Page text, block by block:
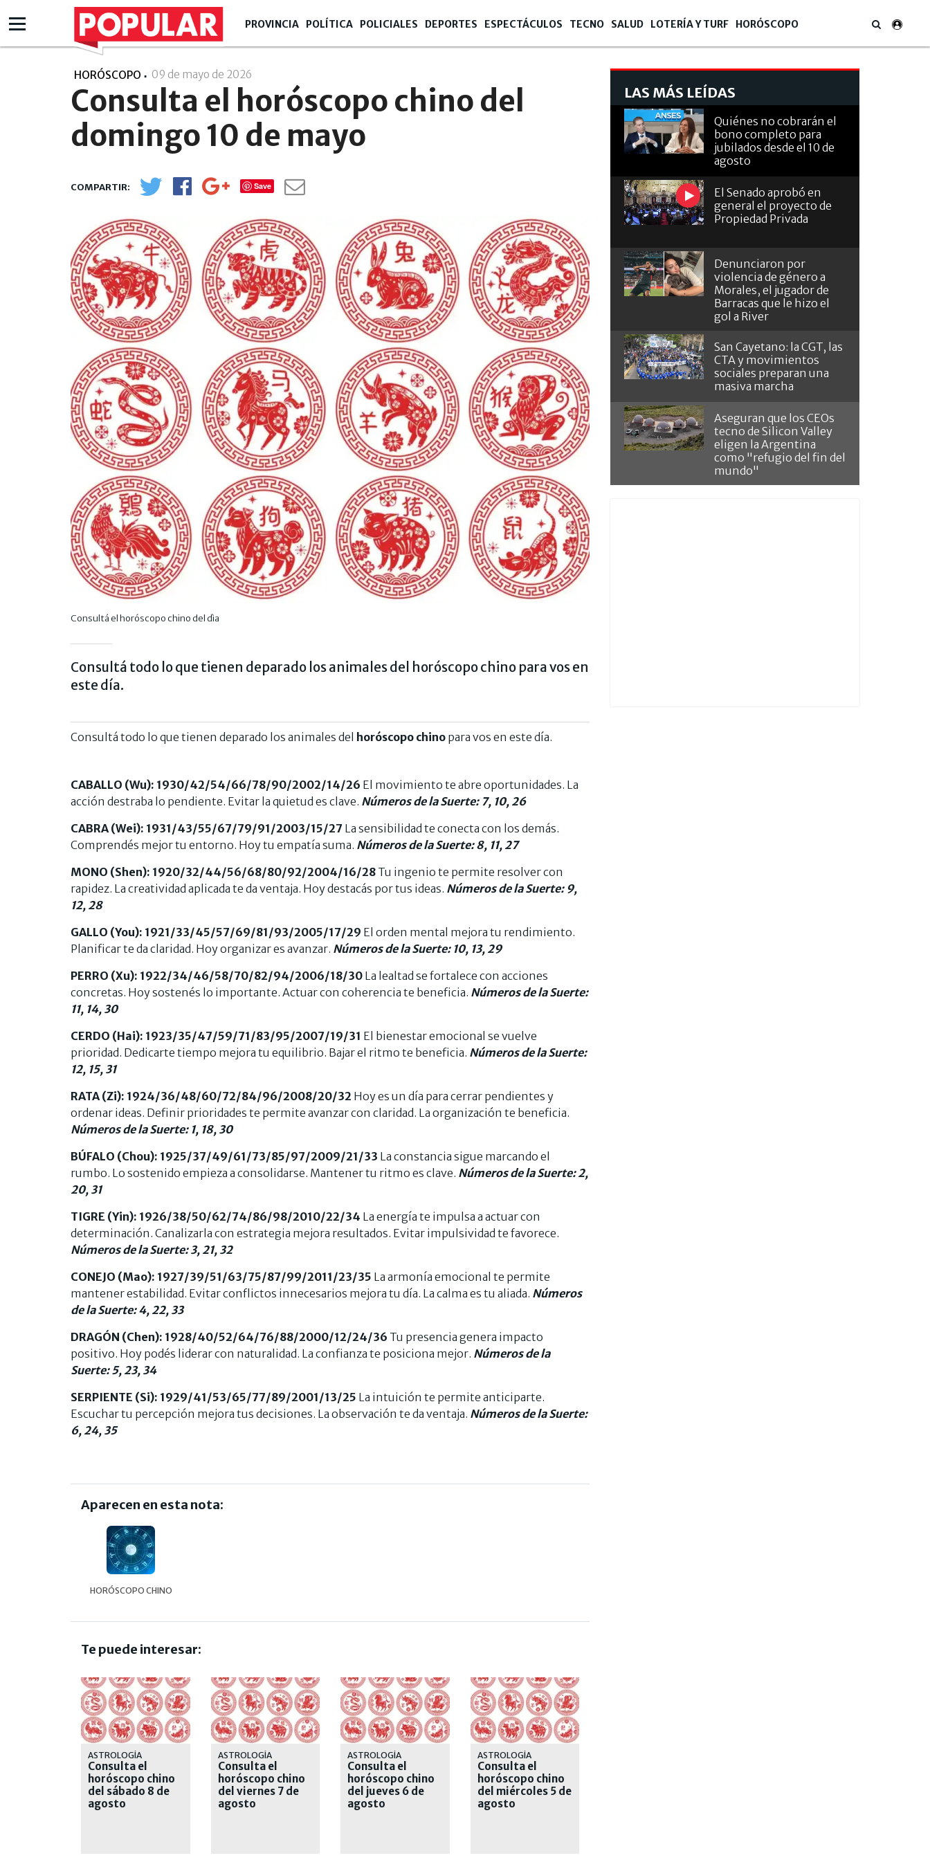
PROVINCIA POLÍTICA POLICIALES DEPORTES ESPECTÁCULOS TECNO SALUD LOTERÍA Y TURF HORÓSCOPO
HORÓSCOPO 09 de mayo de 2026
Consulta el horóscopo chino del
domingo 10 de mayo
Save
Consultá el horóscopo chino del dìa
Consultá todo lo que tienen deparado los animales del horóscopo chino para vos en
este día.
Consultá todo lo que tienen deparado los animales del horóscopo chino para vos en este día.
CABALLO (Wu): 1930/42/54/66/78/90/2002/14/26 El movimiento te abre oportunidades. La
acción destraba lo pendiente. Evitar la quietud es clave. Números de la Suerte: 7, 10, 26
CABRA (Wei): 1931/43/55/67/79/91/2003/15/27 La sensibilidad te conecta con los demás.
Comprendés mejor tu entorno. Hoy tu empatía suma. Números de la Suerte: 8, 11, 27
MONO (Shen): 1920/32/44/56/68/80/92/2004/16/28 Tu ingenio te permite resolver con
rapidez. La creatividad aplicada te da ventaja. Hoy destacás por tus ideas. Números de la Suerte: 9,
12, 28
GALLO (You): 1921/33/45/57/69/81/93/2005/17/29 El orden mental mejora tu rendimiento.
Planificar te da claridad. Hoy organizar es avanzar. Números de la Suerte: 10, 13, 29
PERRO (Xu): 1922/34/46/58/70/82/94/2006/18/30 La lealtad se fortalece con acciones
concretas. Hoy sostenés lo importante. Actuar con coherencia te beneficia. Números de la Suerte:
11, 14, 30
CERDO (Hai): 1923/35/47/59/71/83/95/2007/19/31 El bienestar emocional se vuelve
prioridad. Dedicarte tiempo mejora tu equilibrio. Bajar el ritmo te beneficia. Números de la Suerte:
12, 15, 31
RATA (Zi): 1924/36/48/60/72/84/96/2008/20/32 Hoy es un día para cerrar pendientes y
ordenar ideas. Definir prioridades te permite avanzar con claridad. La organización te beneficia.
Números de la Suerte: 1, 18, 30
BÚFALO (Chou): 1925/37/49/61/73/85/97/2009/21/33 La constancia sigue marcando el
rumbo. Lo sostenido empieza a consolidarse. Mantener tu ritmo es clave. Números de la Suerte: 2,
20, 31
TIGRE (Yin): 1926/38/50/62/74/86/98/2010/22/34 La energía te impulsa a actuar con
determinación. Canalizarla con estrategia mejora resultados. Evitar impulsividad te favorece.
Números de la Suerte: 3, 21, 32
CONEJO (Mao): 1927/39/51/63/75/87/99/2011/23/35 La armonía emocional te permite
mantener estabilidad. Evitar conflictos innecesarios mejora tu día. La calma es tu aliada. Números
de la Suerte: 4, 22, 33
DRAGÓN (Chen): 1928/40/52/64/76/88/2000/12/24/36 Tu presencia genera impacto
positivo. Hoy podés liderar con naturalidad. La confianza te posiciona mejor. Números de la
Suerte: 5, 23, 34
SERPIENTE (Si): 1929/41/53/65/77/89/2001/13/25 La intuición te permite anticiparte.
Escuchar tu percepción mejora tus decisiones. La observación te da ventaja. Números de la Suerte:
6, 24, 35
Aparecen en esta nota:
HORÓSCOPO CHINO
Te puede interesar:
ASTROLOGÍA
Consulta el
horóscopo chino
del sábado 8 de
agosto
ASTROLOGÍA
Consulta el
horóscopo chino
del viernes 7 de
agosto
ASTROLOGÍA
Consulta el
horóscopo chino
del jueves 6 de
agosto
ASTROLOGÍA
Consulta el
horóscopo chino
del miércoles 5 de
agosto
LAS MÁS LEÍDAS
Quiénes no cobrarán el
bono completo para
jubilados desde el 10 de
agosto
El Senado aprobó en
general el proyecto de
Propiedad Privada
Denunciaron por
violencia de género a
Morales, el jugador de
Barracas que le hizo el
gol a River
San Cayetano: la CGT, las
CTA y movimientos
sociales preparan una
masiva marcha
Aseguran que los CEOs
tecno de Silicon Valley
eligen la Argentina
como "refugio del fin del
mundo"